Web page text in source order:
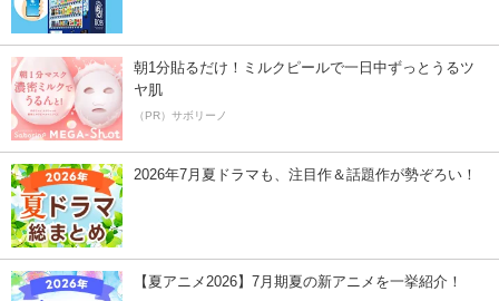
朝1分貼るだけ！ミルクピールで一日中ずっとうるツ
ヤ肌
（PR）サボリーノ
2026年7月夏ドラマも、注目作＆話題作が勢ぞろい！
【夏アニメ2026】7月期夏の新アニメを一挙紹介！